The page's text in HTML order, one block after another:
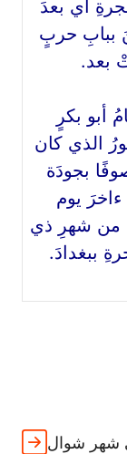
أي بعدَ
ببابِ حربٍ
بعد.
أبو بكرٍ
الذي كان
بجودَة
يوم
من شهرِ ذي
ببغدادَ.
شوال